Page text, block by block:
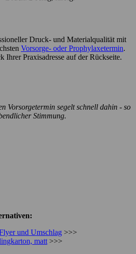
Druck- und Materialqualität mit
Vorsorge- oder Prophylaxetermin.
Ihrer Praxisadresse auf der Rückseite.
Vorsorgetermin segelt schnell dahin - so
Stimmung.
und Umschlag >>>
matt >>>